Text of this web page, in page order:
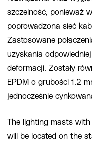
szczelność, ponieważ
poprowadzona sieć
Zastosowane
uzyskania
deformacji. Zostały
EPDM o grubości 1.2
jednocześnie
The lighting masts
will be located on the